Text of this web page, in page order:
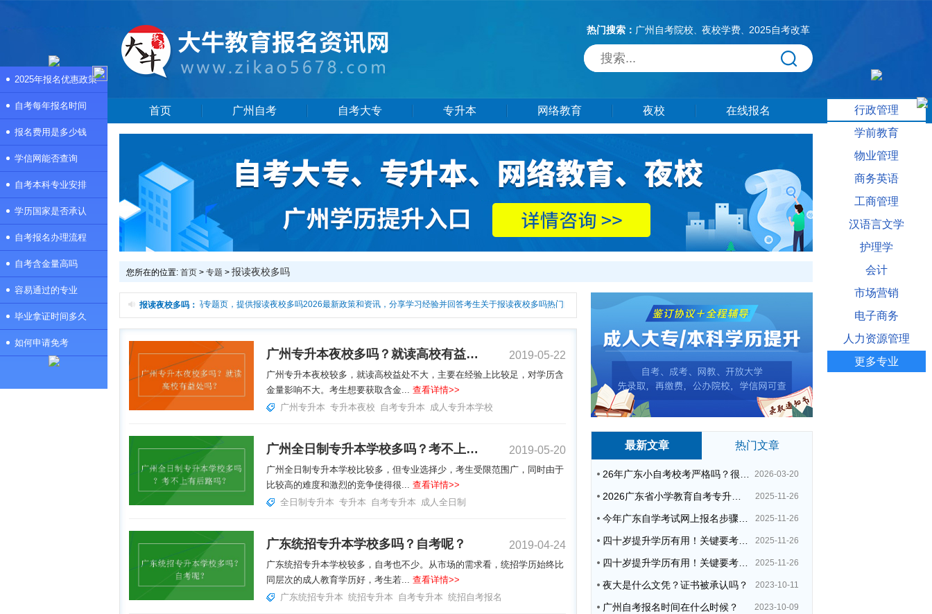
热门搜索： 广州自考院校、 夜校学费、 2025自考改革
首页 广州自考 自考大专 专升本 网络教育 夜校 在线报名
您所在的位置: 首页 > 专题 > 报读夜校多吗
最新文章 热门文章
26年广东小自考校考严格吗？很简单吗？ 2026-03-20
2026广东省小学教育自考专升本考试科目（+指引） 2025-11-26
今年广东自学考试网上报名步骤（全） 2025-11-26
四十岁提升学历有用！关键要考哪种？这种最快最实用！ 2025-11-26
四十岁提升学历有用！关键要考哪种？这种最快最实用！ 2025-11-26
夜大是什么文凭？证书被承认吗？ 2023-10-11
广州自考报名时间在什么时候？ 2023-10-09
报读夜校多吗：
本频道是报读夜校多吗专题页，提供报读夜校多吗2026最新政策和资讯，分享学习经验并回答考生关于报读夜校多吗热门问题，还有更多报读夜校多吗相关信息供大家参考。
广州专升本夜校多吗？就读高校有益处吗？ 2019-05-22
广州专升本夜校较多，就读高校益处不大，主要在经验上比较足，对学历含
金量影响不大。考生想要获取含金... 查看详情>>
广州专升本 专升本夜校 自考专升本 成人专升本学校
广州全日制专升本学校多吗？考不上有后路吗？ 2019-05-20
广州全日制专升本学校比较多，但专业选择少，考生受限范围广，同时由于
比较高的难度和激烈的竞争使得很... 查看详情>>
全日制专升本 专升本 自考专升本 成人全日制
广东统招专升本学校多吗？自考呢？ 2019-04-24
广东统招专升本学校较多，自考也不少。从市场的需求看，统招学历始终比
同层次的成人教育学历好，考生若... 查看详情>>
广东统招专升本 统招专升本 自考专升本 统招自考报名
2025年报名优惠政策
自考每年报名时间
报名费用是多少钱
学信网能否查询
自考本科专业安排
学历国家是否承认
自考报名办理流程
自考含金量高吗
容易通过的专业
毕业拿证时间多久
如何申请免考
行政管理
学前教育
物业管理
商务英语
工商管理
汉语言文学
护理学
会计
市场营销
电子商务
人力资源管理
更多专业